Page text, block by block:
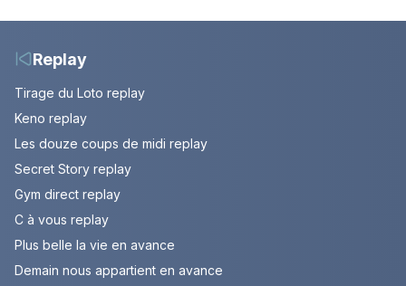
les années 80
Replay
Tirage du Loto replay
Keno replay
Les douze coups de midi replay
Secret Story replay
Gym direct replay
C à vous replay
Plus belle la vie en avance
Demain nous appartient en avance